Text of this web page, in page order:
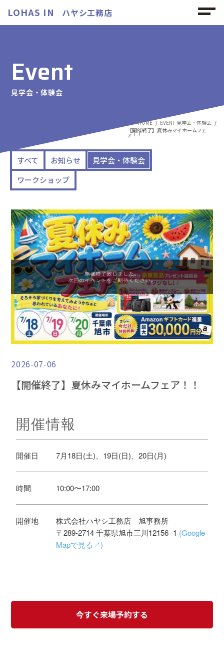
LOHAS IN ハヤシ工務店
Event
見学会・体験会
すべて お知らせ
見学会・体験会
ワークショップ
HOME
EVENT-見学会・体験会
【開催終了】夏休みマイホームフェ
ア！！
2026-07-06
【開催終了】夏休みマイホームフェア！！
開催情報
開催日 7月18日(土)、19日(日)、20日(月)
時間 10:00〜17:00
開催地
株式会社ハヤシ工務店 旭事務所
〒289-2714 千葉県旭市三川12156−1 (Google
Mapで見る↗)
今すぐ来場予約する